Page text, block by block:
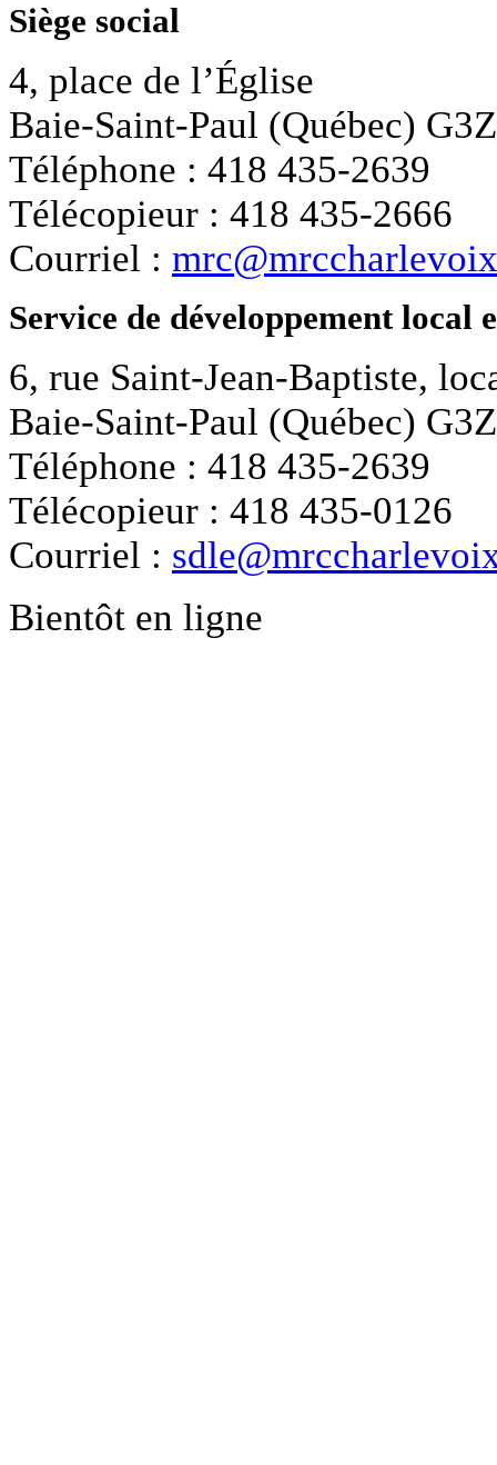
Siège social
4, place de l’Église
Baie-Saint-Paul (Québec)
Téléphone : 418 435-2639
Télécopieur : 418 435-2666
Courriel :
Service de développement
6, rue Saint-Jean-Baptiste,
Baie-Saint-Paul (Québec)
Téléphone : 418 435-2639
Télécopieur : 418 435-0126
Courriel :
Bientôt en ligne